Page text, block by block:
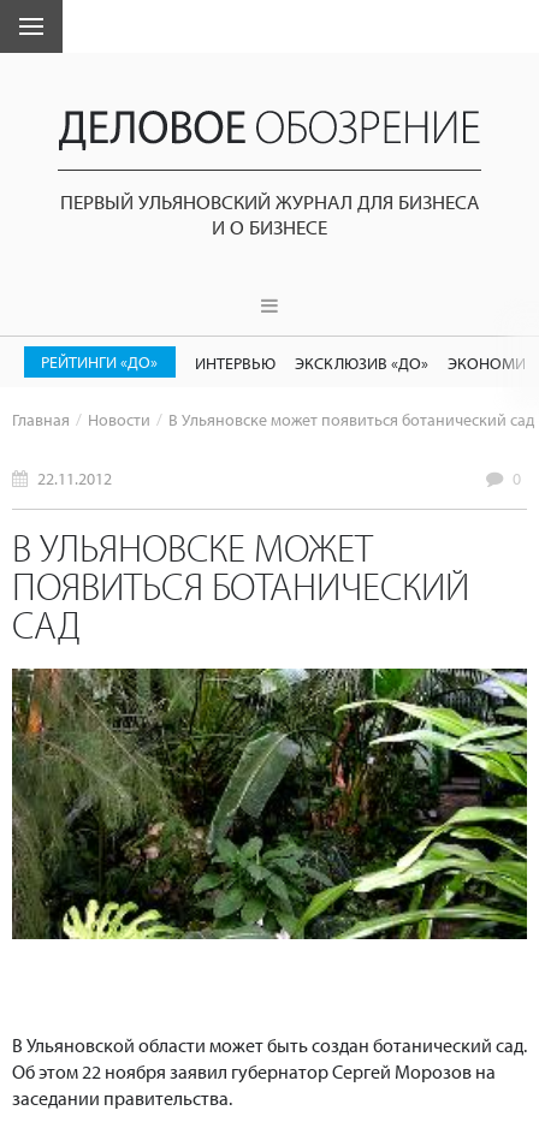
ПЕРВЫЙ УЛЬЯНОВСКИЙ ЖУРНАЛ ДЛЯ БИЗНЕСА
И О БИЗНЕСЕ
РЕЙТИНГИ «ДО» ИНТЕРВЬЮ ЭКСКЛЮЗИВ «ДО»
Главная Новости В Ульяновске может появиться ботанический сад
22.11.2012 0
В УЛЬЯНОВСКЕ МОЖЕТ
ПОЯВИТЬСЯ БОТАНИЧЕСКИЙ
САД
В Ульяновской области может быть создан ботанический сад.
Об этом 22 ноября заявил губернатор Сергей Морозов на
заседании правительства.